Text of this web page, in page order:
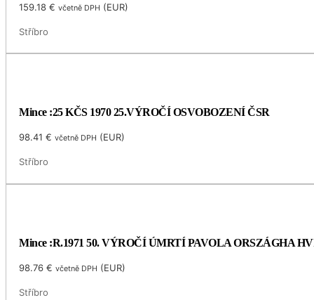
159.18€ včetně DPH (EUR)
Stříbro
Mince :25 KČS 1970 25.VÝROČÍ OSVOBOZENÍ ČSR
98.41€ včetně DPH (EUR)
Stříbro
Mince :R.1971 50. VÝROČÍ ÚMRTÍ PAVOLA ORSZÁGHA
98.76€ včetně DPH (EUR)
Stříbro